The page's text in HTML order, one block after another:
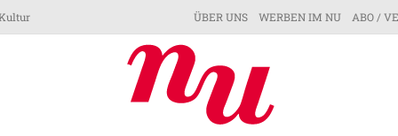
ÜBER UNS WERBEN IM NU ABO /